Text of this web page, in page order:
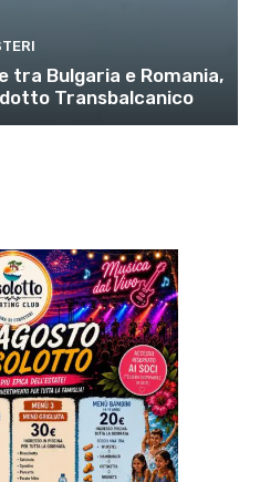
tra Bulgaria e Romania,
Transbalcanico